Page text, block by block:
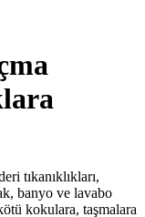
tıkanıklıkları,
banyo ve lavabo
kokulara, taşmalara